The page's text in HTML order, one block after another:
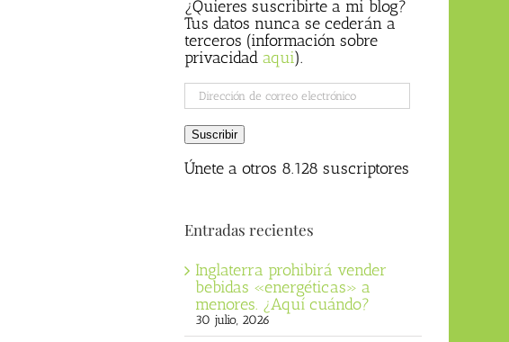
¿Quieres suscribirte a mi blog?
Tus datos nunca se cederán a
terceros (información sobre
privacidad aqui).
Dirección
de
correo
electrónico
Suscribir
Únete a otros 8.128 suscriptores
Entradas recientes
Inglaterra prohibirá vender
bebidas «energéticas» a
menores. ¿Aquí cuándo?
30 julio, 2026